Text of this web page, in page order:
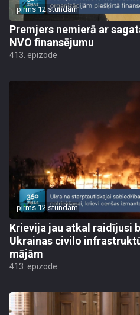
pirms 12 stundām
Premjers nemierā ar
NVO finansējumu
413. epizode
pirms 12 stundām
Krievija jau atkal raidījusi
Ukrainas civilo
mājām
413. epizode